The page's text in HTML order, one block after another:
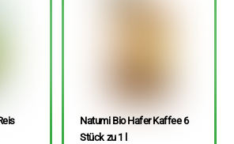
Natumi Bio Hafer Kaffee 6
Stück zu 1 l